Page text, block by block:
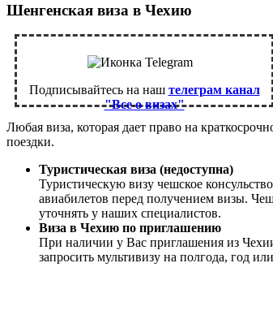
Шенгенская виза в Чехию
Подписывайтесь на наш телеграм канал
"Все о визах"
Любая виза, которая дает право на
поездки.
Туристическая виза (недоступна)
Туристическую визу чешское
авиабилетов перед получением визы.
уточнять у наших специалистов.
Виза в Чехию по приглашению
При наличии у Вас приглашения из
запросить мультивизу на полгода, год